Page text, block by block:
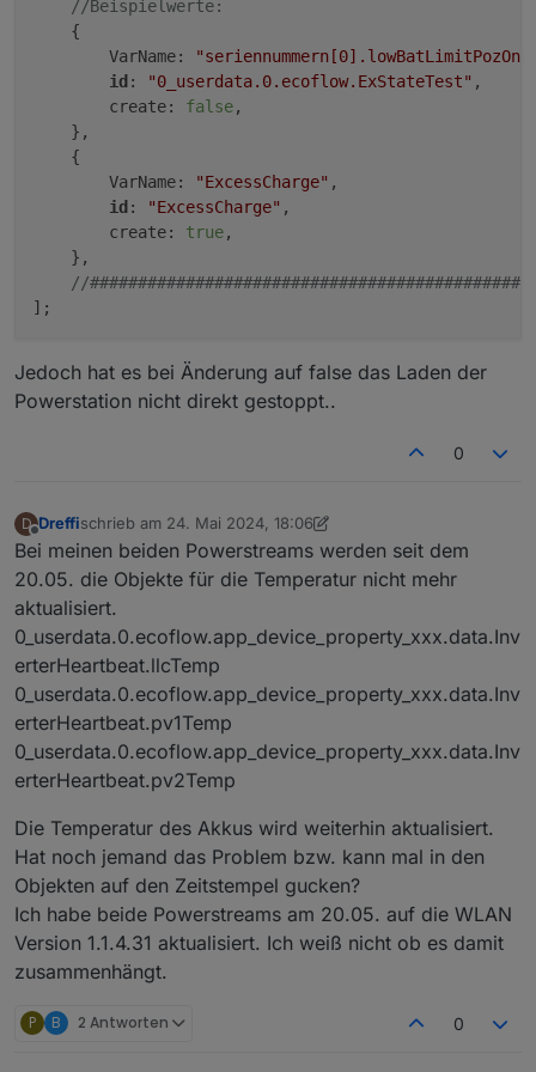
//Beispielwerte:
    {
        VarName:
"seriennummern[0].lowBatLimitPozOn"
id : "0_userdata.0.ecoflow.ExStateTest"
        create:
false
    },
    {
        VarName:
"ExcessCharge"
id : "ExcessCharge"
        create:
true
    },
//
Jedoch hat es bei Änderung auf false das Laden der
Powerstation nicht direkt gestoppt..
0
D
Offline
Dreffischrieb am 24. Mai 2024, 18:06
zuletzt editiert von Dreffi
Bei meinen beiden Powerstreams werden seit dem
20.05. die Objekte für die Temperatur nicht mehr
aktualisiert.
0_userdata.0.ecoflow.app_device_property_xxx.data.Inv
erterHeartbeat.llcTemp
0_userdata.0.ecoflow.app_device_property_xxx.data.Inv
erterHeartbeat.pv1Temp
0_userdata.0.ecoflow.app_device_property_xxx.data.Inv
erterHeartbeat.pv2Temp
Die Temperatur des Akkus wird weiterhin aktualisiert.
Hat noch jemand das Problem bzw. kann mal in den
Objekten auf den Zeitstempel gucken?
Ich habe beide Powerstreams am 20.05. auf die WLAN
Version 1.1.4.31 aktualisiert. Ich weiß nicht ob es damit
zusammenhängt.
P B 2 Antworten 0